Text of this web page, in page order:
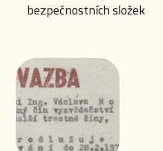
bezpečnostních složek